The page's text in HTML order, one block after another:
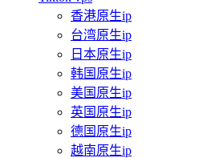
香港原生ip
台湾原生ip
日本原生ip
韩国原生ip
美国原生ip
英国原生ip
德国原生ip
越南原生ip